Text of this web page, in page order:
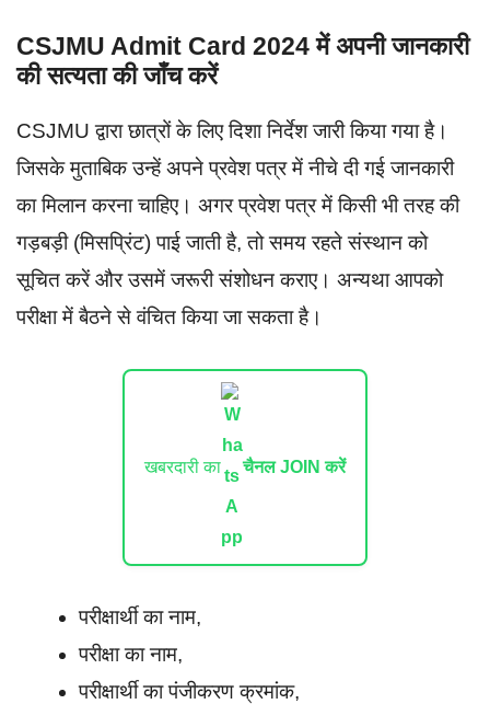
CSJMU Admit Card 2024 में अपनी जानकारी
की सत्यता की जाँच करें
CSJMU द्वारा छात्रों के लिए दिशा निर्देश जारी किया गया है।
जिसके मुताबिक उन्हें अपने प्रवेश पत्र में नीचे दी गई जानकारी
का मिलान करना चाहिए। अगर प्रवेश पत्र में किसी भी तरह की
गड़बड़ी (मिसप्रिंट) पाई जाती है, तो समय रहते संस्थान को
सूचित करें और उसमें जरूरी संशोधन कराए। अन्यथा आपको
परीक्षा में बैठने से वंचित किया जा सकता है।
खबरदारी का चैनल JOIN करें
परीक्षार्थी का नाम,
परीक्षा का नाम,
परीक्षार्थी का पंजीकरण क्रमांक,